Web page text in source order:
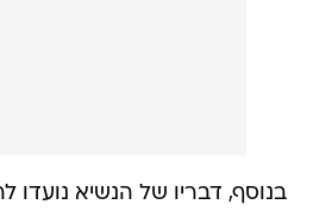
בנוסף, דבריו של הנשיא נועדו